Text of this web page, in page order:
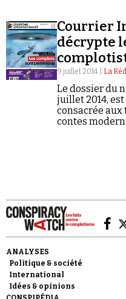
Faire
Courrier
décrypte
9 juillet 2014 | La
Le dossier du
juillet 2014,
consacrée aux
contes
ANALYSES
Politique & société
International
Idées & opinions